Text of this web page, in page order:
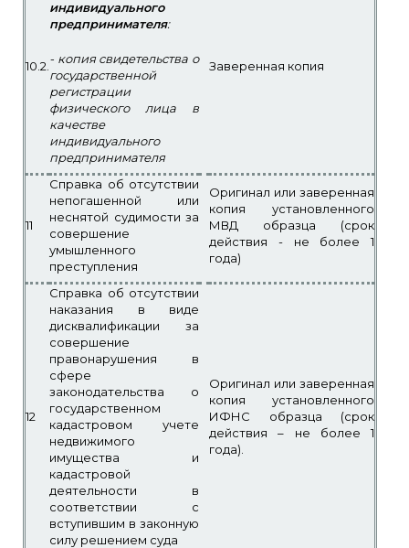
10.2.
индивидуального
предпринимателя:
- копия свидетельства о
государственной
регистрации
физического лица в
качестве
индивидуального
предпринимателя
Заверенная копия
11
Справка об отсутствии
непогашенной или
неснятой судимости за
совершение
умышленного
преступления
Оригинал или заверенная
копия установленного
МВД образца (срок
действия - не более 1
года)
12
Справка об отсутствии
наказания в виде
дисквалификации за
совершение
правонарушения в
сфере
законодательства о
государственном
кадастровом учете
недвижимого
имущества и
кадастровой
деятельности в
соответствии с
вступившим в законную
силу решением суда
Оригинал или заверенная
копия установленного
ИФНС образца (срок
действия – не более 1
года).